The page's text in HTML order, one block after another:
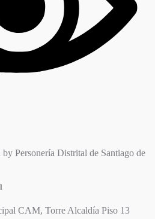
Personería Distrital de Santiago de
CAM, Torre Alcaldía Piso 13